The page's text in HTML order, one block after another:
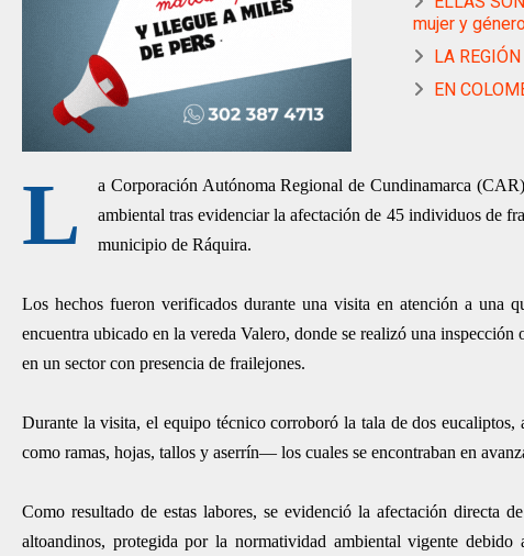
mujer y
LA
EN
L
a Corporación Autónoma Regional de Cundinamarca
ambiental tras evidenciar la afectación de 45 individuos de
municipio de Ráquira.
Los hechos fueron verificados durante una visita en atención a una
encuentra ubicado en la vereda Valero, donde se realizó una
en un sector con presencia de frailejones.
Durante la visita, el equipo técnico corroboró la tala de dos
como ramas, hojas, tallos y aserrín— los cuales se encontraban en
Como resultado de estas labores, se evidenció la afectación directa
altoandinos, protegida por la normatividad ambiental vigente